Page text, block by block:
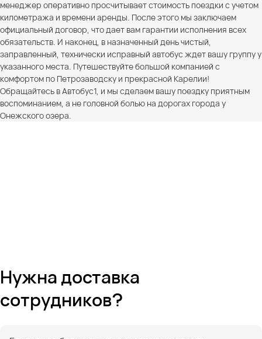
менеджер оперативно просчитывает стоимость поездки с учетом
километража и времени аренды. После этого мы заключаем
официальный договор, что дает вам гарантии исполнения всех
обязательств. И наконец, в назначенный день чистый,
заправленный, технически исправный автобус ждет вашу группу у
указанного места. Путешествуйте большой компанией с
комфортом по Петрозаводску и прекрасной Карелии!
Обращайтесь в Автобус1, и мы сделаем вашу поездку приятным
воспоминанием, а не головной болью на дорогах города у
Онежского озера.
Нужна доставка
сотрудников?